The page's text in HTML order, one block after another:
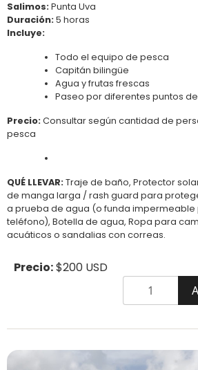
Salimos: Punta Uva
Duración: 5 horas
Incluye:
Todo el equipo de pesca
Capitán bilingüe
Agua y frutas frescas
Paseo por diferentes puntos
Precio: Consultar según cantidad de
pesca
QUÉ LLEVAR: Traje de baño, Protector
de manga larga / rash guard para
a prueba de agua (o funda impermeable
teléfono), Botella de agua, Ropa para
acuáticos o sandalias con correas.
Precio:$200 USD